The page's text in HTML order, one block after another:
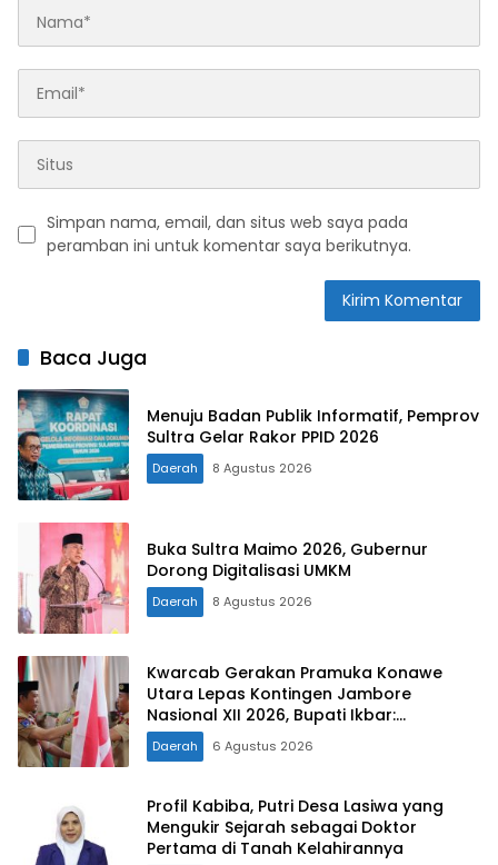
Simpan nama, email, dan situs web saya pada
peramban ini untuk komentar saya berikutnya.
Baca Juga
Menuju Badan Publik Informatif, Pemprov
Sultra Gelar Rakor PPID 2026
Daerah 8 Agustus 2026
Buka Sultra Maimo 2026, Gubernur
Dorong Digitalisasi UMKM
Daerah 8 Agustus 2026
Kwarcab Gerakan Pramuka Konawe
Utara Lepas Kontingen Jambore
Nasional XII 2026, Bupati Ikbar:
Tunjukkan Karakter Generasi Muda
Konut yang Disiplin dan Berprestasi
Daerah 6 Agustus 2026
Profil Kabiba, Putri Desa Lasiwa yang
Mengukir Sejarah sebagai Doktor
Pertama di Tanah Kelahirannya